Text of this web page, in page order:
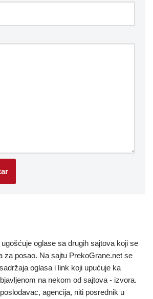
oglase sa drugih sajtova koji se
za posao. Na sajtu PrekoGrane.net se
oglasa i link koji upućuje ka
na nekom od sajtova - izvora.
agencija, niti posrednik u